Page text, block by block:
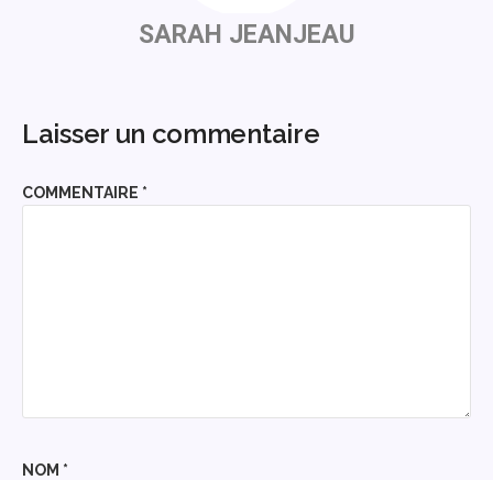
SARAH JEANJEAU
Laisser un commentaire
COMMENTAIRE *
NOM *